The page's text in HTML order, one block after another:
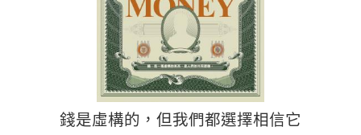
錢是虛構的，但我們都選擇相信它